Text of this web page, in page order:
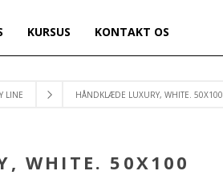
KURSUS KONTAKT OS
LINE HÅNDKLÆDE LUXURY, WHITE. 50X100
WHITE. 50X100